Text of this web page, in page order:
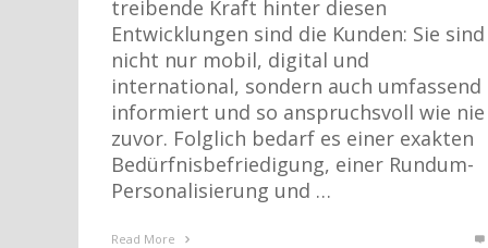
treibende Kraft hinter diesen
Entwicklungen sind die Kunden: Sie sind
nicht nur mobil, digital und
international, sondern auch umfassend
informiert und so anspruchsvoll wie nie
zuvor. Folglich bedarf es einer exakten
Bedürfnisbefriedigung, einer Rundum-
Personalisierung und …
Read More